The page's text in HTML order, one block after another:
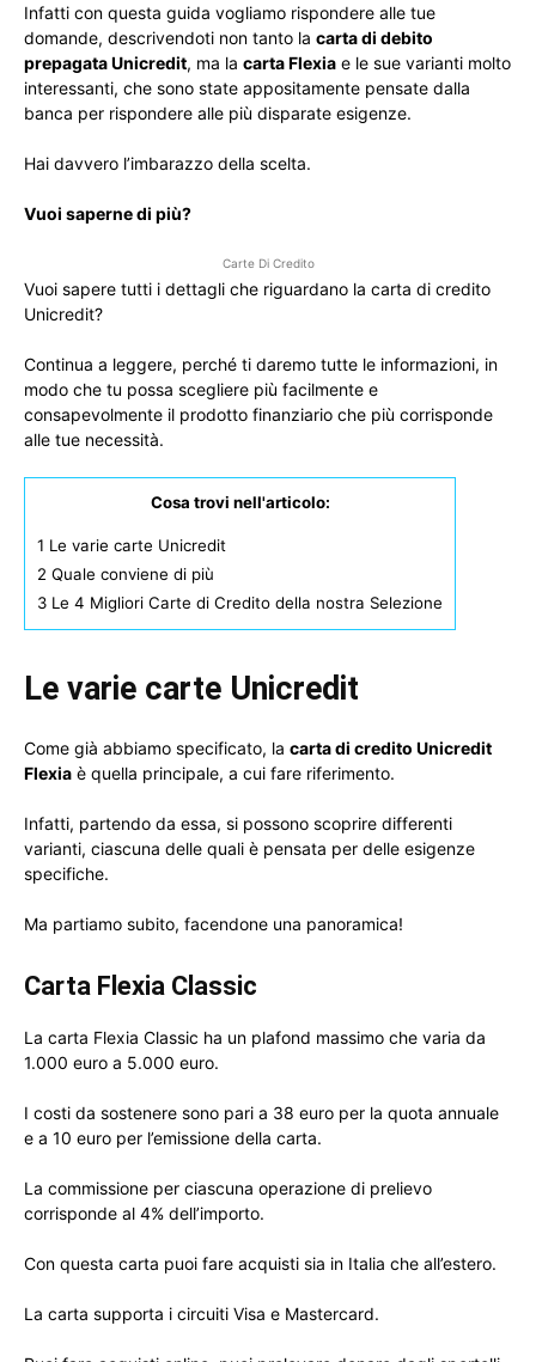
Infatti con questa guida vogliamo rispondere alle tue
domande, descrivendoti non tanto la carta di debito
prepagata Unicredit, ma la carta Flexia e le sue varianti molto
interessanti, che sono state appositamente pensate dalla
banca per rispondere alle più disparate esigenze.
Hai davvero l’imbarazzo della scelta.
Vuoi saperne di più?
Carte Di Credito
Vuoi sapere tutti i dettagli che riguardano la carta di credito
Unicredit?
Continua a leggere, perché ti daremo tutte le informazioni, in
modo che tu possa scegliere più facilmente e
consapevolmente il prodotto finanziario che più corrisponde
alle tue necessità.
Cosa trovi nell'articolo:
1 Le varie carte Unicredit
2 Quale conviene di più
3 Le 4 Migliori Carte di Credito della nostra Selezione
Le varie carte Unicredit
Come già abbiamo specificato, la carta di credito Unicredit
Flexia è quella principale, a cui fare riferimento.
Infatti, partendo da essa, si possono scoprire differenti
varianti, ciascuna delle quali è pensata per delle esigenze
specifiche.
Ma partiamo subito, facendone una panoramica!
Carta Flexia Classic
La carta Flexia Classic ha un plafond massimo che varia da
1.000 euro a 5.000 euro.
I costi da sostenere sono pari a 38 euro per la quota annuale
e a 10 euro per l’emissione della carta.
La commissione per ciascuna operazione di prelievo
corrisponde al 4% dell’importo.
Con questa carta puoi fare acquisti sia in Italia che all’estero.
La carta supporta i circuiti Visa e Mastercard.